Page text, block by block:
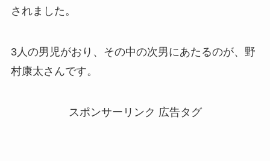
されました。
3人の男児がおり、その中の次男にあたるのが、野
村康太さんです。
スポンサーリンク 広告タグ